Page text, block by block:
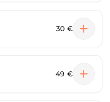
30 €
49 €